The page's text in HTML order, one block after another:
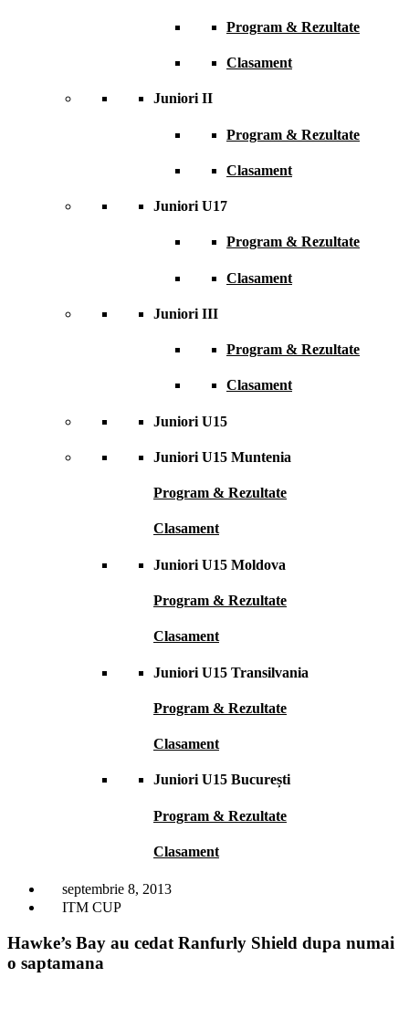
Program & Rezultate
Clasament
Juniori II
Program & Rezultate
Clasament
Juniori U17
Program & Rezultate
Clasament
Juniori III
Program & Rezultate
Clasament
Juniori U15
Juniori U15 Muntenia
Program & Rezultate
Clasament
Juniori U15 Moldova
Program & Rezultate
Clasament
Juniori U15 Transilvania
Program & Rezultate
Clasament
Juniori U15 București
Program & Rezultate
Clasament
septembrie 8, 2013
ITM CUP
Hawke’s Bay au cedat Ranfurly Shield dupa numai
o saptamana